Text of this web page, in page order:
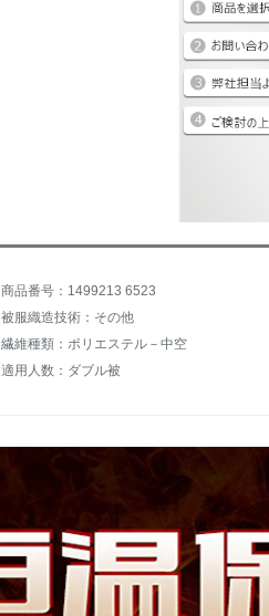
商品番号：1499213 6523
被服織造技術：その他
繊維種類：ポリエステル－中空
適用人数：ダブル被